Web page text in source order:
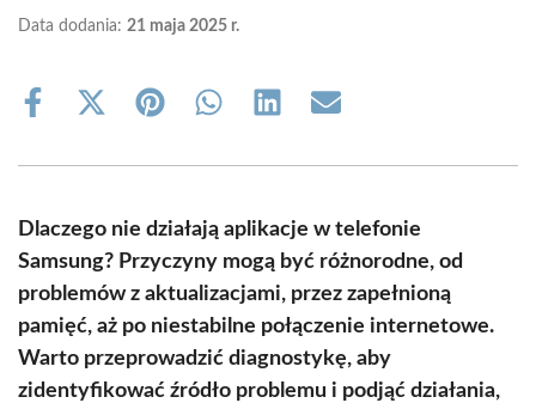
Data dodania: 21 maja 2025 r.
Share
Share
(Twitter)
Share Share Share Share
Dlaczego nie działają aplikacje w telefonie
Samsung? Przyczyny mogą być różnorodne, od
problemów z aktualizacjami, przez zapełnioną
pamięć, aż po niestabilne połączenie internetowe.
Warto przeprowadzić diagnostykę, aby
zidentyfikować źródło problemu i podjąć działania,